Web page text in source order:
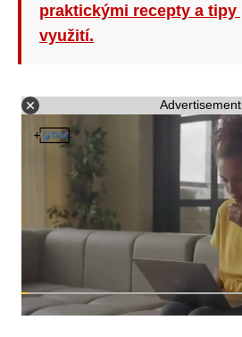
praktickými recepty a tipy
využití.
Advertisement